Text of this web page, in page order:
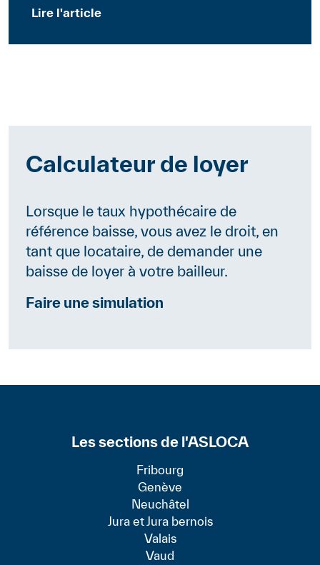
Lire l'article
Calculateur de loyer
Lorsque le taux hypothécaire de
référence baisse, vous avez le droit, en
tant que locataire, de demander une
baisse de loyer à votre bailleur.
Faire une simulation
Les sections de l'ASLOCA
Fribourg
Genève
Neuchâtel
Jura et Jura bernois
Valais
Vaud